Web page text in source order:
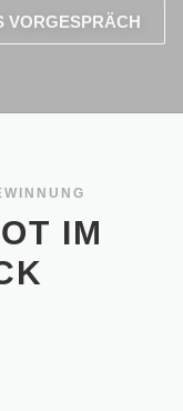
VORGESPRÄCH
IM